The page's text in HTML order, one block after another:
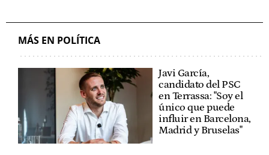
MÁS EN POLÍTICA
Javi García,
candidato del PSC
en Terrassa: "Soy el
único que puede
influir en Barcelona,
Madrid y Bruselas"